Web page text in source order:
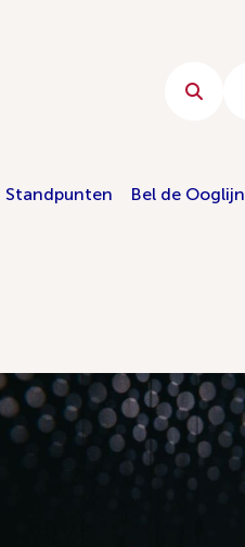
Standpunten Bel de Ooglijn